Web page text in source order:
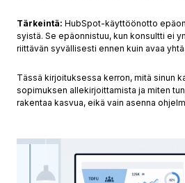
Tärkeintä: HubSpot-käyttöönotto
syistä. Se epäonnistuu, kun konsultti ei
riittävän syvällisesti ennen kuin avaa
Tässä kirjoituksessa kerron, mitä sinun
sopimuksen allekirjoittamista ja miten
rakentaa kasvua, eikä vain asenna